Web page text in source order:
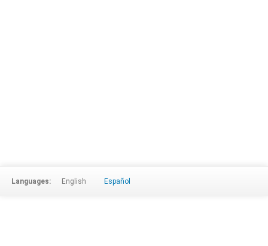
Languages: English Español